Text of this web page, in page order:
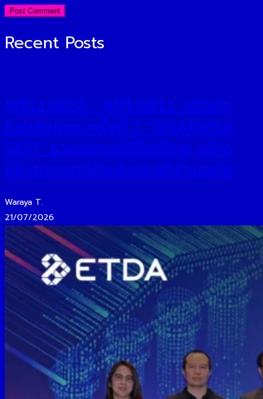
Recent Posts
WELLNESS : ARTWELL เปิดตัว
Exhibition ครั้งที่ 1 “ANAPANA
SATI” รวมแบรนด์ดีไซน์ไทย สร้าง
ประสบการณ์ศิลปะและสติร่วมสมัย
Waraya T.
21/07/2026